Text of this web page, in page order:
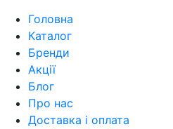
Головна
Каталог
Бренди
Акції
Блог
Про нас
Доставка і оплата